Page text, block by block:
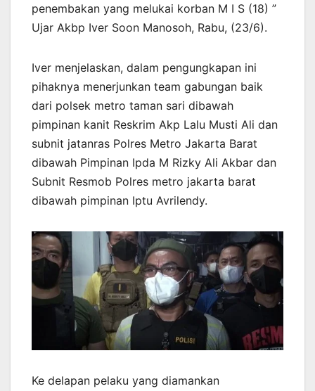
penembakan yang melukai korban M I S (18) ”
Ujar Akbp Iver Soon Manosoh, Rabu, (23/6).
Iver menjelaskan, dalam pengungkapan ini
pihaknya menerjunkan team gabungan baik
dari polsek metro taman sari dibawah
pimpinan kanit Reskrim Akp Lalu Musti Ali dan
subnit jatanras Polres Metro Jakarta Barat
dibawah Pimpinan Ipda M Rizky Ali Akbar dan
Subnit Resmob Polres metro jakarta barat
dibawah pimpinan Iptu Avrilendy.
Ke delapan pelaku yang diamankan